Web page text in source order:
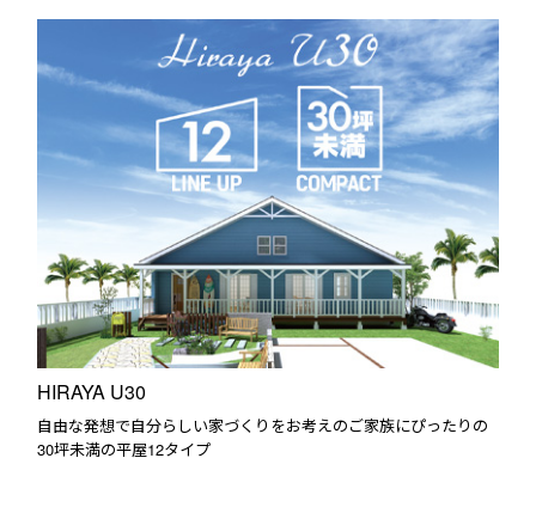
HIRAYA U30
自由な発想で自分らしい家づくりをお考えのご家族にぴったりの
30坪未満の平屋12タイプ